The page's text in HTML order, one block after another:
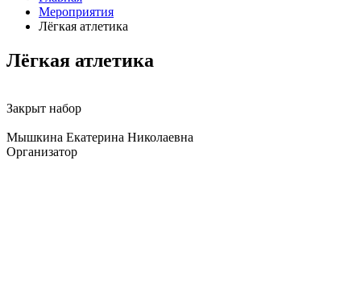
Мероприятия
Лёгкая атлетика
Лёгкая атлетика
Закрыт набор
Мышкина Екатерина Николаевна
Организатор